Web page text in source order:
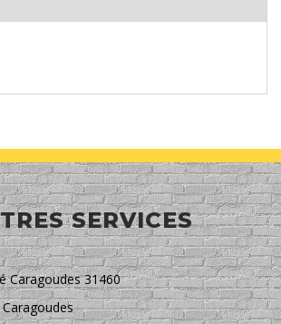
SERVICES
Caragoudes 31460